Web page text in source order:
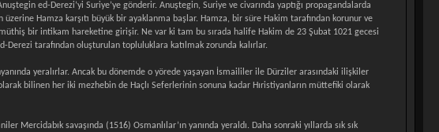
ed-Derezi’yi Suriye’ye gönderir. Anuştegin, Suriye ve civarında yaptığı propagandalarda
üzerine Hamza karşıtı büyük bir ayaklanma başlar. Hamza, bir süre Hakim tarafından korunur ve
bir intikam hareketine girişir. Ne var ki tam bu sırada halife Hakim de 23 Şubat 1021 gecesi
Derezi tarafından oluşturulan topluluklara katılmak zorunda kalırlar.
yeralırlar. Ancak bu dönemde o yörede yaşayan İsmaililer ile Dürziler arasındaki ilişkiler
bilinen her iki mezhebin de Haçlı Seferlerinin sonuna kadar Hıristiyanların müttefiki olarak
Mercidabık savaşında (1516) Osmanlılar’ın yanında yeraldı. Daha sonraki yıllarda sık sık